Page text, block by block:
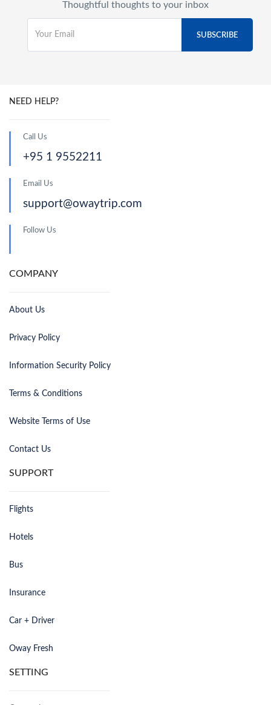
Thoughtful thoughts to your inbox
NEED HELP?
Call Us
+95 1 9552211
Email Us
support@owaytrip.com
Follow Us
COMPANY
About Us
Privacy Policy
Information Security Policy
Terms & Conditions
Website Terms of Use
Contact Us
SUPPORT
Flights
Hotels
Bus
Insurance
Car + Driver
Oway Fresh
SETTING